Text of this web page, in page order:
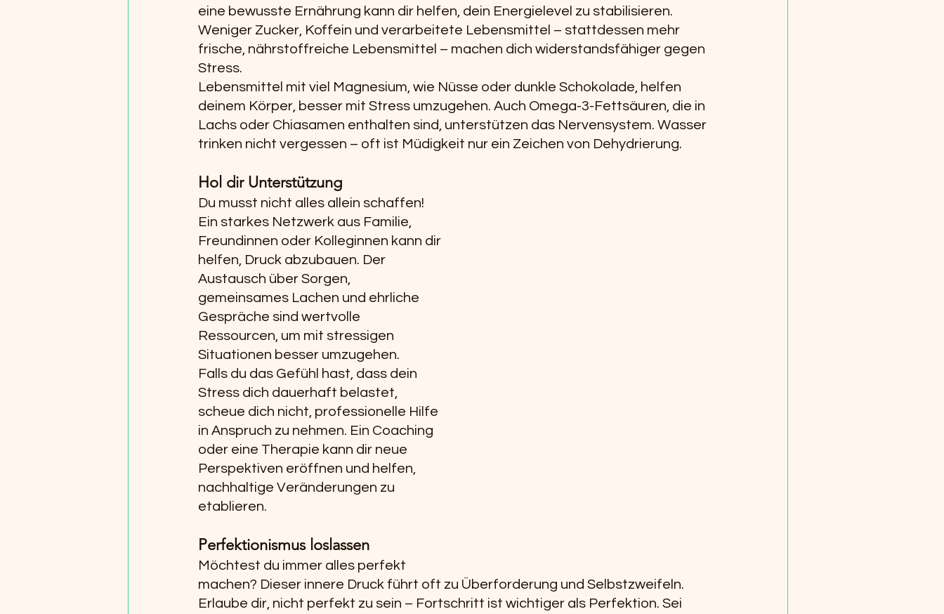
eine bewusste Ernährung kann dir helfen, dein Energielevel zu stabilisieren.
Weniger Zucker, Koffein und verarbeitete Lebensmittel – stattdessen mehr
frische, nährstoffreiche Lebensmittel – machen dich widerstandsfähiger gegen
Stress.
Lebensmittel mit viel Magnesium, wie Nüsse oder dunkle Schokolade, helfen
deinem Körper, besser mit Stress umzugehen. Auch Omega-3-Fettsäuren, die in
Lachs oder Chiasamen enthalten sind, unterstützen das Nervensystem. Wasser
trinken nicht vergessen – oft ist Müdigkeit nur ein Zeichen von Dehydrierung.
Hol dir Unterstützung
Du musst nicht alles allein schaffen!
Ein starkes Netzwerk aus Familie,
Freundinnen oder Kolleginnen kann dir
helfen, Druck abzubauen. Der
Austausch über Sorgen,
gemeinsames Lachen und ehrliche
Gespräche sind wertvolle
Ressourcen, um mit stressigen
Situationen besser umzugehen.
Falls du das Gefühl hast, dass dein
Stress dich dauerhaft belastet,
scheue dich nicht, professionelle Hilfe
in Anspruch zu nehmen. Ein Coaching
oder eine Therapie kann dir neue
Perspektiven eröffnen und helfen,
nachhaltige Veränderungen zu
etablieren.
Perfektionismus loslassen
Möchtest du immer alles perfekt
machen? Dieser innere Druck führt oft zu Überforderung und Selbstzweifeln.
Erlaube dir, nicht perfekt zu sein – Fortschritt ist wichtiger als Perfektion. Sei